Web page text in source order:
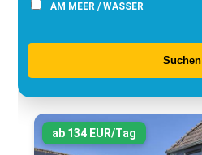
AM MEER / WASSER
Suchen
ab 134 EUR/Tag